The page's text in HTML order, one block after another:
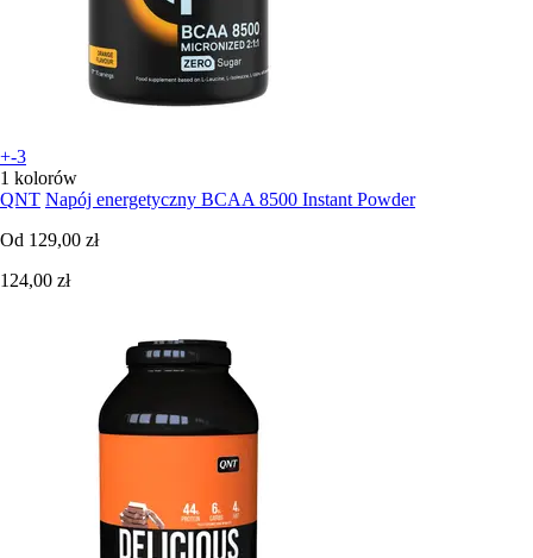
+-3
1 kolorów
QNT Napój energetyczny BCAA 8500 Instant Powder
Od 129,00 zł
124,00 zł